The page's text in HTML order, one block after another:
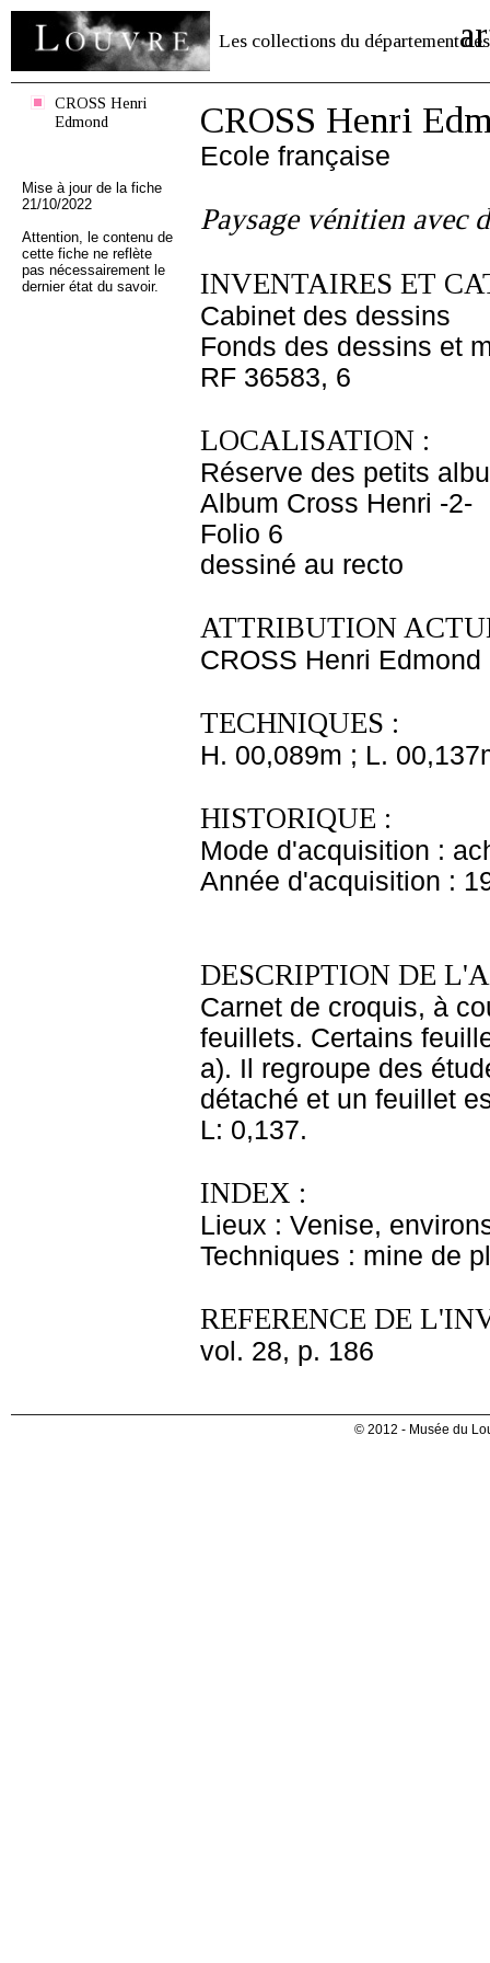
Les collections du département des
CROSS Henri
Edmond
Mise à jour de la fiche
21/10/2022
Attention, le contenu de
cette fiche ne reflète
pas nécessairement le
dernier état du savoir.
CROSS Henri
Ecole française
Paysage vénitien avec
INVENTAIRES ET
Cabinet des dessins
Fonds des dessins et
RF 36583, 6
LOCALISATION :
Réserve des petits
Album Cross Henri -2-
Folio 6
dessiné au recto
ATTRIBUTION
CROSS Henri Edmond
TECHNIQUES :
H. 00,089m ; L.
HISTORIQUE :
Mode d'acquisition :
Année d'acquisition :
DESCRIPTION DE
Carnet de croquis, à
feuillets. Certains
a). Il regroupe des
détaché et un feuillet
L: 0,137.
INDEX :
Lieux : Venise,
Techniques : mine de
REFERENCE DE
vol. 28, p. 186
© 2012 - Musée du